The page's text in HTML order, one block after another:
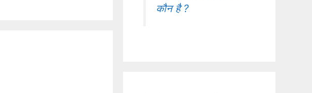
कौन है ?